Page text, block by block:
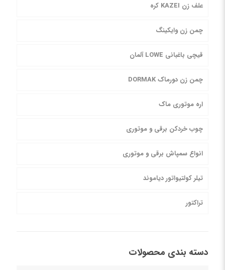
علف زن KAZEI کره
چمن زن وایکینگ
قیچی باغبانی LOWE آلمان
چمن زن دورماک DORMAK
اره موتوری ماک
چوب خردکن برقی و موتوری
انواع سمپاش برقی و موتوری
تیلر کولتیواتور دیاموند
تراکتور
دسته بندی محصولات